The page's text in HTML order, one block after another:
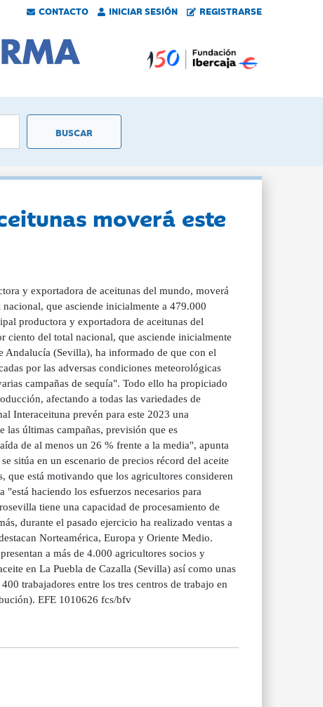
CONTACTO INICIAR SESIÓN REGISTRARSE
moverá este
y exportadora de aceitunas del mundo, moverá
que asciende inicialmente a 479.000
productora y exportadora de aceitunas del
ciento del total nacional, que asciende inicialmente
Andalucía (Sevilla), ha informado de que con el
por las adversas condiciones meteorológicas
campañas de sequía". Todo ello ha propiciado
afectando a todas las variedades de
Interaceituna prevén para este 2023 una
últimas campañas, previsión que es
de al menos un 26 % frente a la media", apunta
sitúa en un escenario de precios récord del aceite
que está motivando que los agricultores consideren
haciendo los esfuerzos necesarios para
tiene una capacidad de procesamiento de
durante el pasado ejercicio ha realizado ventas a
Norteamérica, Europa y Oriente Medio.
a más de 4.000 agricultores socios y
en La Puebla de Cazalla (Sevilla) así como unas
trabajadores entre los tres centros de trabajo en
EFE 1010626 fcs/bfv